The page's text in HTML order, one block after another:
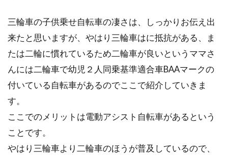
新品より中古の方が安い。当然です。リサイク
ルの時代、様々な物が中古市場で流通していま
す。自転車だっ...
三輪車の子供乗せ自転車の凄さは、しっかりお伝え出
来たと思いますが、やはり三輪車はに抵抗がある、ま
たは二輪に慣れているため二輪車が良いというママさ
んには二輪車で幼児２人同乗基準適合車BAAマークの
付いている自転車があるのでここで紹介していきま
す。
ここでのメリットは電動アシスト自転車があるという
ことです。
やはり三輪車より二輪車のほうが普及しているので、